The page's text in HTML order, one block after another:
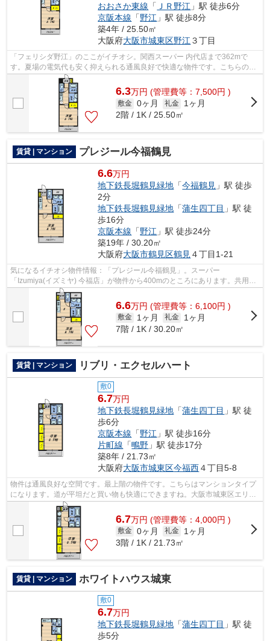
おおさか東線 「 ＪＲ野江 」駅 徒歩6分
京阪本線 「野江 」駅 徒歩8分
築4年 / 25.50㎡
大阪府大阪市城東区野江 ３丁目
「フェリシダ野江」のここがイチオシ。関西スーパー 内代店まで362mで
す。夏場の電気代も安く抑えられる通風良好で快適な物件です。こちらの物
件は、敷地内ごみ置き場のある物件です。...
6.3万円 (管理費等：7,500円 )
敷金 0ヶ月 礼金
1ヶ月
2階 / 1K / 25.50㎡
賃貸 | マンション プレジール今福鶴見
6.6万円
地下鉄長堀鶴見緑地 「今福鶴見 」駅 徒歩
2分
地下鉄長堀鶴見緑地 「蒲生四丁目 」駅 徒
歩16分
京阪本線 「野江 」駅 徒歩24分
築19年 / 30.20㎡
大阪府大阪市鶴見区鶴見４丁目1-21
気になるイチオシ物件情報：「プレジール今福鶴見」。スーパー
「Izumiya(イズミヤ) 今福店」が物件から400mのところにあります。共用部
にはエレベータ・敷地内ごみ置き場などが揃って...
6.6万円 (管理費等：6,100円 )
敷金 1ヶ月 礼金
1ヶ月
7階 / 1K / 30.20㎡
賃貸 | マンション リブリ・エクセルハート
敷0
6.7万円
地下鉄長堀鶴見緑地 「蒲生四丁目 」駅 徒
歩6分
京阪本線 「野江 」駅 徒歩16分
片町線 「鴫野 」駅 徒歩17分
築8年 / 21.73㎡
大阪府大阪市城東区今福西４丁目5-8
物件は通風良好な空間です。最上階の物件です。こちらはマンションタイプ
になります。道が平坦だと買い物も快適にできますね。大阪市城東区エリア
にある賃貸情報のことなら、地域に密...
6.7万円 (管理費等：4,000円 )
敷金 0ヶ月 礼金
1ヶ月
3階 / 1K / 21.73㎡
賃貸 | マンション ホワイトハウス城東
敷0
6.7万円
地下鉄長堀鶴見緑地 「蒲生四丁目 」駅 徒
歩5分